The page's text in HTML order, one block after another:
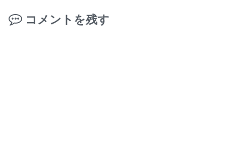
コメントを残す